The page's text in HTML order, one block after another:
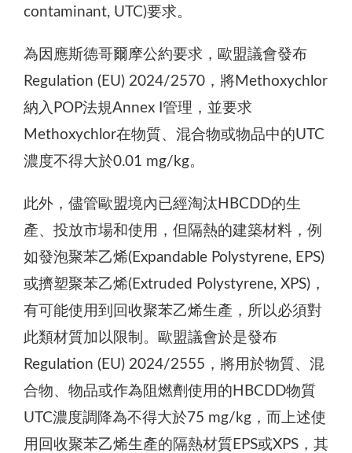
contaminant, UTC)要求。
為因應斯德哥爾摩公約要求，歐盟議會發布
Regulation (EU) 2024/2570，將Methoxychlor
納入POP法規Annex I管理，並要求
Methoxychlor在物質、混合物或物品中的UTC
濃度不得大於0.01 mg/kg。
此外，儘管歐盟境內已經淘汰HBCDD的生
產、投放市場和使用，但隔熱的建築材料，例
如發泡聚苯乙烯(Expandable Polystyrene, EPS)
或擠塑聚苯乙烯(Extruded Polystyrene, XPS)，
有可能使用到回收聚苯乙烯生產，所以必須對
此類材質加以限制。歐盟議會於是發布
Regulation (EU) 2024/2555，將用於物質、混
合物、物品或作為阻燃劑使用的HBCDD物質
UTC濃度調降為不得大於75 mg/kg，而上述使
用回收聚苯乙烯生產的隔熱材質EPS或XPS，其